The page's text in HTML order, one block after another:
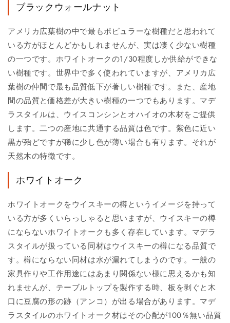
ブラックウォールナット
アメリカ広葉樹の中で最もポピュラーな樹種だと思われて
いる方がほとんどかもしれませんが、実は凄く少ない樹種
の一つです。ホワイトオークの1/30程度しか供給ができな
い樹種です。世界中で多く使われていますが、アメリカ広
葉樹の仲間で最も品質低下が著しい樹種です。また、産地
間の品質と価格差が大きい樹種の一つでもあります。マデ
ラスタイルは、ウイスコンシンとオハイオの木材をご提供
します。二つの産地に共通する品質は色です。紫色に近い
黒が殆どですが稀に少し色が薄い場合も有ります。それが
天然木の特徴です。
ホワイトオーク
ホワイトオークをウイスキーの樽というイメージを持って
いる方が多くいらっしゃると思いますが、ウイスキーの樽
にならないホワイトオークも多く存在しています。マデラ
スタイルが扱っている同材はウイスキーの樽になる品質で
す。樽にならない同材は水が漏れてしまうのです。一般の
家具作りや工作用途にはあまり関係ない様に思えるかも知
れませんが、テーブルトップを製作する時、板を剥ぐと木
口に豆腐の形の跡（アンコ）が出る場合があります。マデ
ラスタイルのホワイトオーク材はその心配が100％無い品質